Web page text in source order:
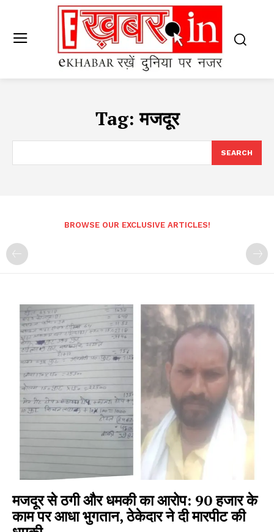
Tag:मजदूर
SEARCH
BROWSE OUR EXCLUSIVE ARTICLES!
मजदूर से ठगी और धमकी का आरोप: 90 हजार के
काम पर आधा भुगतान, ठेकेदार ने दी मारपीट की